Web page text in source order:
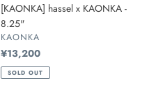
[KAONKA] hassel x KAONKA -
8.25"
販
売
KAONKA
通
常
価
¥13,200
SOLD OUT